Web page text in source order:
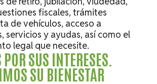
fiscales, trámites
de vehículos, acceso a
servicios y ayudas, así como el
legal que necesite.
SUS INTERESES.
SU BIENESTAR